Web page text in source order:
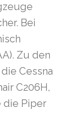
Bei
Zu den
Cessna
C206H,
die Piper